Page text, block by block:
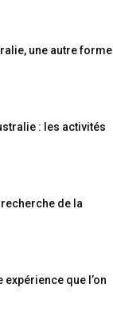
une autre forme
: les activités
de la
expérience que l’on